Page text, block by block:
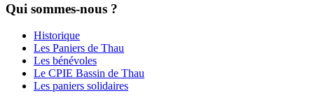
Qui sommes-nous ?
Historique
Les Paniers de Thau
Les bénévoles
Le CPIE Bassin de Thau
Les paniers solidaires